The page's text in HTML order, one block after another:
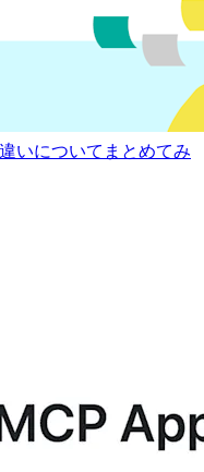
いについてまとめてみ